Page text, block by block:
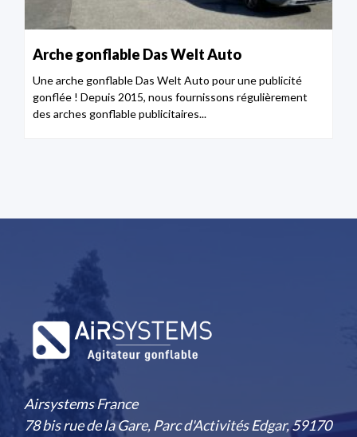
Arche gonflable Das Welt Auto
Une arche gonflable Das Welt Auto pour une publicité
gonflée ! Depuis 2015, nous fournissons régulièrement
des arches gonflable publicitaires...
Airsystems France
78 bis rue de la Gare, Parc d'Activités Edgar, 59170